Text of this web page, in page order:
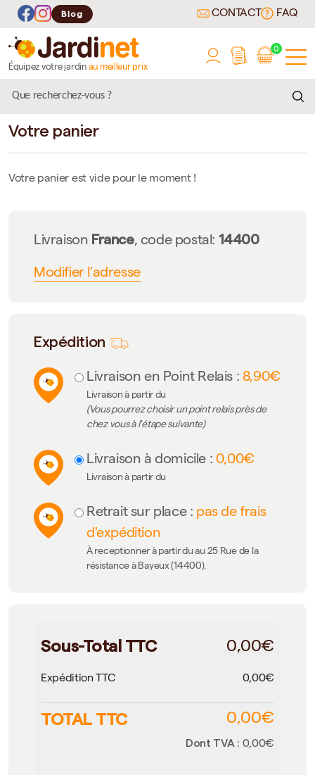
Blog CONTACT FAQ
Équipez votre jardin au meilleur prix
0
Votre panier
Votre panier est vide pour le moment !
Livraison France, code postal: 14400
Modifier l'adresse
Expédition
Livraison en Point Relais : 8,90€
Livraison à partir du
(Vous pourrez choisir un point relais près de
chez vous à l'étape suivante)
Livraison à domicile : 0,00€
Livraison à partir du
Retrait sur place : pas de frais
d'expédition
À receptionner à partir du au 25 Rue de la
résistance à Bayeux (14400).
Sous-Total TTC 0,00€
Expédition TTC 0,00€
TOTAL TTC 0,00€
Dont TVA : 0,00€